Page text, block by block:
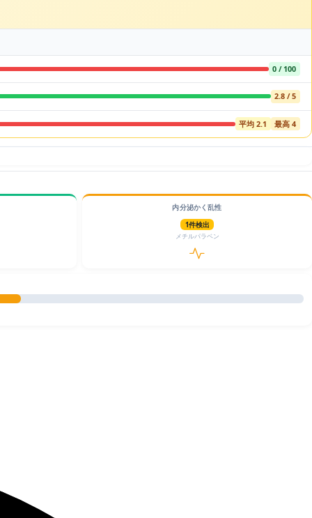
0 / 100
2.8 / 5
平均 2.1 最高 4
内分泌かく乱性
1件検出
メチルパラベン